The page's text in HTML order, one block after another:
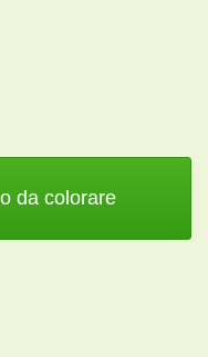
da colorare